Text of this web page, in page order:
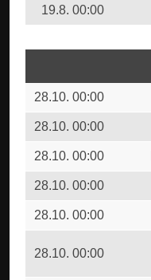
19.8. 00:00
28.10. 00:00
28.10. 00:00
28.10. 00:00
28.10. 00:00
28.10. 00:00
28.10. 00:00